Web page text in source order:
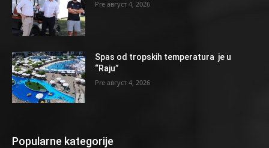
август 4, 2026
Spas od tropskih temperatura je u
“Raju”
август 4, 2026
Popularne kategorije